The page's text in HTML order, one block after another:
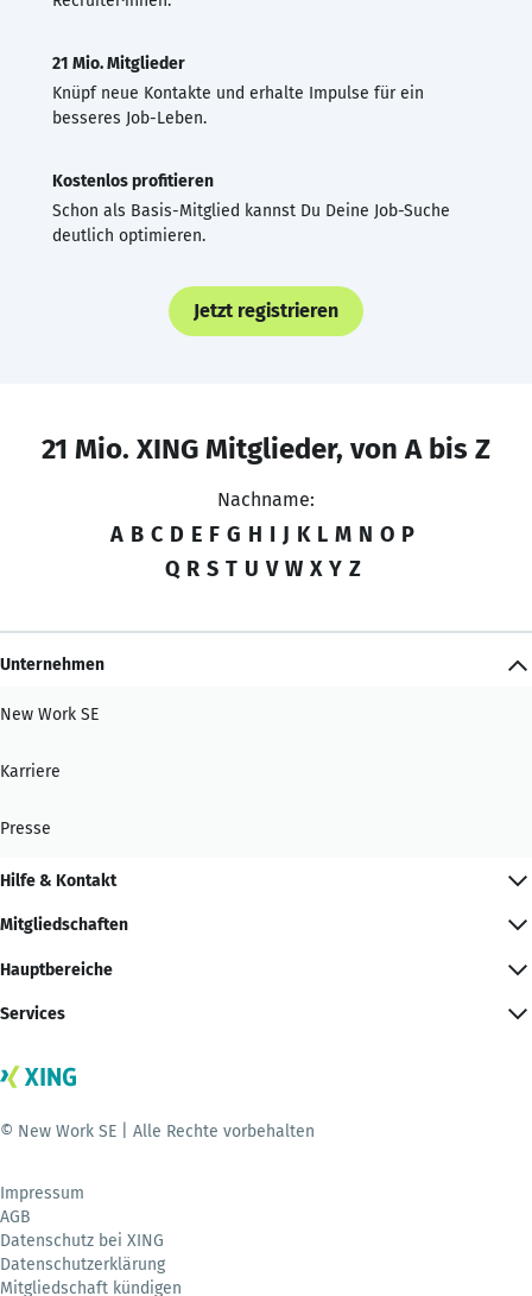
21 Mio. Mitglieder
Knüpf neue Kontakte und erhalte Impulse für ein
besseres Job-Leben.
Kostenlos profitieren
Schon als Basis-Mitglied kannst Du Deine Job-Suche
deutlich optimieren.
Jetzt registrieren
21 Mio. XING Mitglieder, von A bis Z
Nachname:
A B C D E F G H I J K L M N O P
Q R S T U V W X Y Z
Unternehmen
New Work SE
Karriere
Presse
Hilfe & Kontakt
Mitgliedschaften
Hauptbereiche
Services
© New Work SE | Alle Rechte vorbehalten
Impressum
AGB
Datenschutz bei XING
Datenschutzerklärung
Mitgliedschaft kündigen